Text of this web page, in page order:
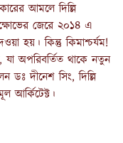
আমলে দিল্লি
জেরে ২০১৪ এ
হয়। কিন্তু কিমাশ্চর্যম!
যা অপরিবর্তিত থাকে নতুন
ডঃ দীনেশ সিং, দিল্লি
আর্কিটেক্ট।